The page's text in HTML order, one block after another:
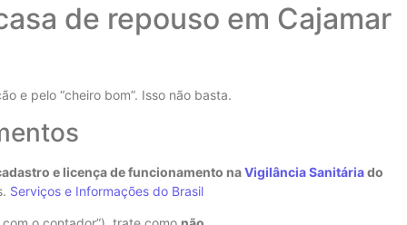
de repouso em Cajamar
e pelo “cheiro bom”. Isso não basta.
e licença de funcionamento naVigilância Sanitáriado
Serviços e Informações do Brasil